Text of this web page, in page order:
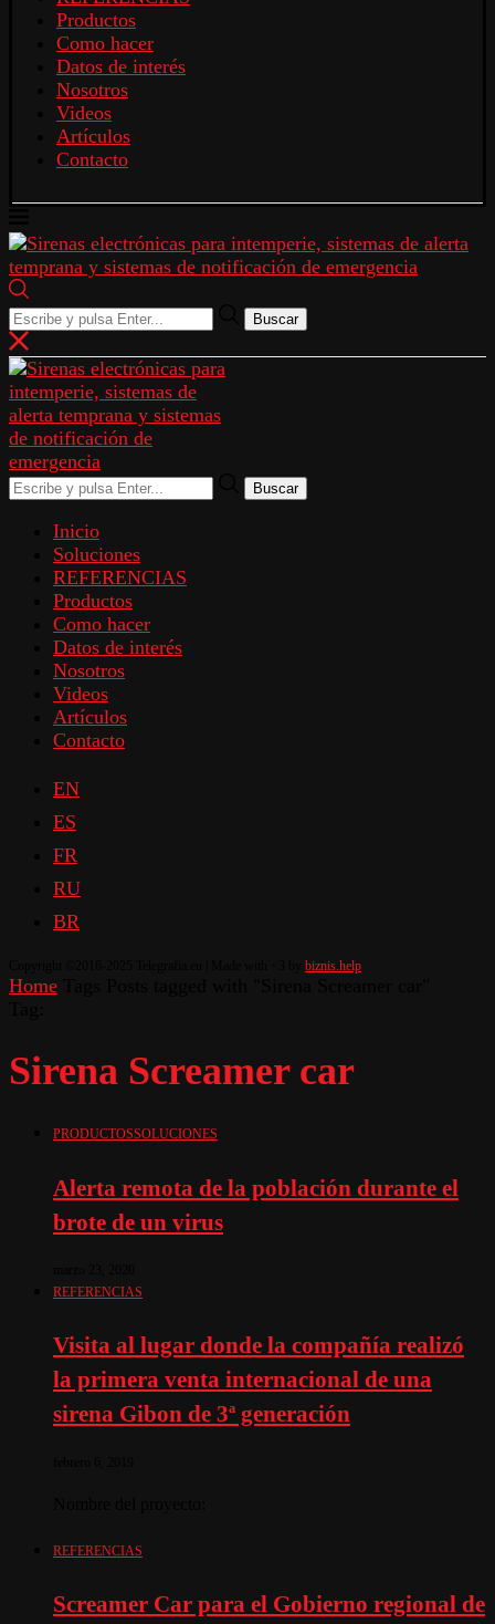
Productos
Como hacer
Datos de interés
Nosotros
Videos
Artículos
Contacto
Buscar
Buscar
Inicio
Soluciones
REFERENCIAS
Productos
Como hacer
Datos de interés
Nosotros
Videos
Artículos
Contacto
EN
ES
FR
RU
BR
biznis.help
Home
Sirena Screamer car
PRODUCTOSSOLUCIONES
Alerta remota de la población durante el
brote de un virus
REFERENCIAS
Visita al lugar donde la compañía realizó
la primera venta internacional de una
sirena Gibon de 3ª generación
REFERENCIAS
Screamer Car para el Gobierno regional de